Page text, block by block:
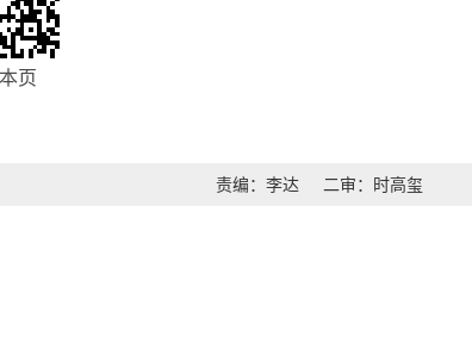
页
责编：李达 二审：时高玺